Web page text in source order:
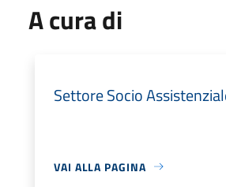
A cura di
Settore Socio
VAI ALLA PAGINA